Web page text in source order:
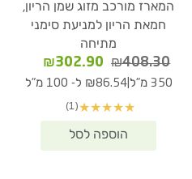
המארז מורכב מזוג שמן הריון,
חמאת הריון למניעת סימני
מתיחה
₪408.30
המחיר
המקורי
₪408.30.
₪302.90
המחיר
הנוכחי
350 מ"ל |₪86.54 ל- 100 מ"ל
★
★
★
★
★
(1)